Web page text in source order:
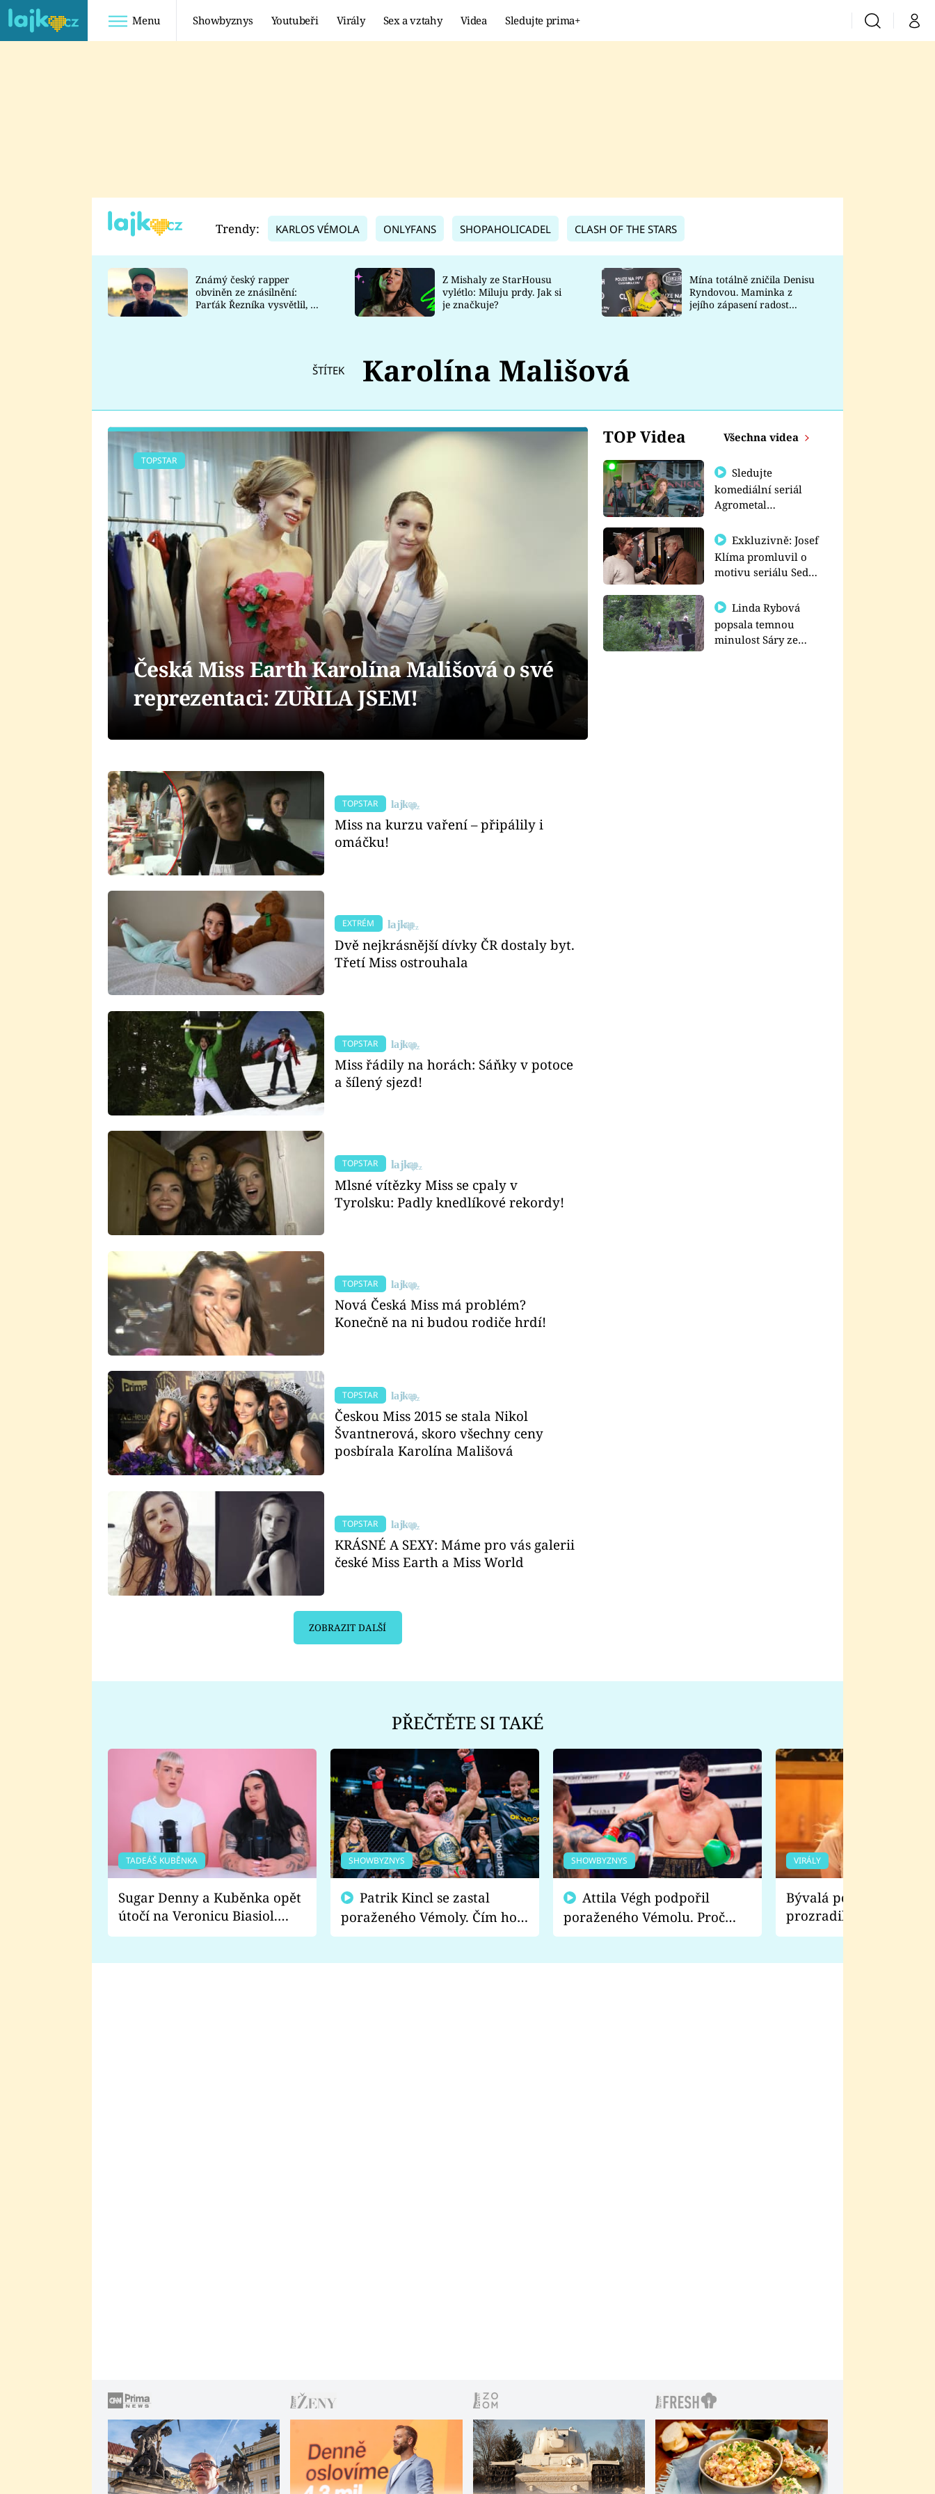
Menu Showbyznys Youtubeři Virály Sex a vztahy Videa Sledujte prima+ VyhledáváníMůj
TADEÁŠ KUBĚNKA
DATEL
Prima Lajk
Sledujte nás
Trendy: KARLOS VÉMOLA ONLYFANS SHOPAHOLICADEL CLASH OF THE STARS
Známý český rapper
obviněn ze znásilnění:
Parťák Řezníka vysvětlil, co
Z Mishaly ze StarHousu
vylétlo: Miluju prdy. Jak si
je značkuje?
Mína totálně zničila Denisu
Ryndovou. Maminka z
jejího zápasení radost
ŠTÍTEK Karolína Mališová
TOP Videa Všechna videa
Sledujte
komediální seriál
Agrometal
prima+
Exkluzivně: Josef
Klíma promluvil o
motivu seriálu Sedm
Linda Rybová
popsala temnou
minulost Sáry ze
TOPSTAR
Česká Miss Earth Karolína Mališová o své
reprezentaci: ZUŘILA JSEM!
TOPSTAR
Miss na kurzu vaření – připálily i
omáčku!
EXTRÉM
Dvě nejkrásnější dívky ČR dostaly byt.
Třetí Miss ostrouhala
TOPSTAR
Miss řádily na horách: Sáňky v potoce
a šílený sjezd!
TOPSTAR
Mlsné vítězky Miss se cpaly v
Tyrolsku: Padly knedlíkové rekordy!
TOPSTAR
Nová Česká Miss má problém?
Konečně na ni budou rodiče hrdí!
TOPSTAR
Českou Miss 2015 se stala Nikol
Švantnerová, skoro všechny ceny
posbírala Karolína Mališová
TOPSTAR
KRÁSNÉ A SEXY: Máme pro vás galerii
české Miss Earth a Miss World
ZOBRAZIT DALŠÍ
PŘEČTĚTE SI TAKÉ
TADEÁŠ KUBĚNKA
Sugar Denny a Kuběnka opět
útočí na Veronicu Biasiol.
Proč je podle nich falešná a
SHOWBYZNYS
poraženého Vémoly. Čím ho
fanoušci naštvali?
SHOWBYZNYS
poraženého Vémolu. Proč
chce raději zápasit s ním než
VIRÁLY
Bývalá pornoherečka
prozradila, co ji
natáčení Euforie.